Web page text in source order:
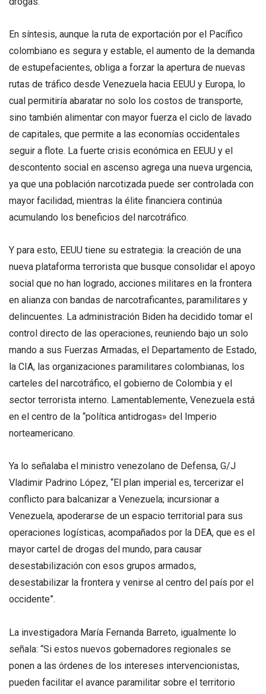
En síntesis, aunque la ruta de exportación por el Pacífico
colombiano es segura y estable, el aumento de la demanda
de estupefacientes, obliga a forzar la apertura de nuevas
rutas de tráfico desde Venezuela hacia EEUU y Europa, lo
cual permitiría abaratar no solo los costos de transporte,
sino también alimentar con mayor fuerza el ciclo de lavado
de capitales, que permite a las economías occidentales
seguir a flote. La fuerte crisis económica en EEUU y el
descontento social en ascenso agrega una nueva urgencia,
ya que una población narcotizada puede ser controlada con
mayor facilidad, mientras la élite financiera continúa
acumulando los beneficios del narcotráfico.
Y para esto, EEUU tiene su estrategia: la creación de una
nueva plataforma terrorista que busque consolidar el apoyo
social que no han logrado, acciones militares en la frontera
en alianza con bandas de narcotraficantes, paramilitares y
delincuentes. La administración Biden ha decidido tomar el
control directo de las operaciones, reuniendo bajo un solo
mando a sus Fuerzas Armadas, el Departamento de Estado,
la CIA, las organizaciones paramilitares colombianas, los
carteles del narcotráfico, el gobierno de Colombia y el
sector terrorista interno. Lamentablemente, Venezuela está
en el centro de la “política antidrogas» del Imperio
norteamericano.
Ya lo señalaba el ministro venezolano de Defensa, G/J
Vladimir Padrino López, “El plan imperial es, tercerizar el
conflicto para balcanizar a Venezuela; incursionar a
Venezuela, apoderarse de un espacio territorial para sus
operaciones logísticas, acompañados por la DEA, que es el
mayor cartel de drogas del mundo, para causar
desestabilización con esos grupos armados,
desestabilizar la frontera y venirse al centro del país por el
occidente”.
La investigadora María Fernanda Barreto, igualmente lo
señala: “Si estos nuevos gobernadores regionales se
ponen a las órdenes de los intereses intervencionistas,
pueden facilitar el avance paramilitar sobre el territorio